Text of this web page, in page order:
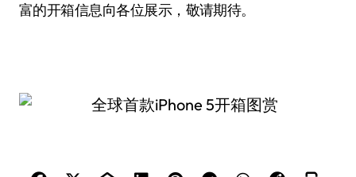
富的开箱信息向各位展示，敬请期待。